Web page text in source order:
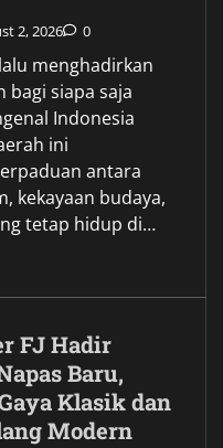
2, 2026 0
menghadirkan
bagi siapa saja
Indonesia
ini
antara
kekayaan budaya,
tetap hidup di…
FJ Hadir
Baru,
Klasik dan
Modern